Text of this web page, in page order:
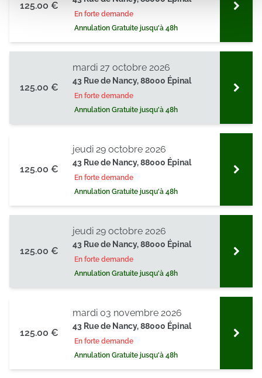
médias sociaux et d'analyser notre trafic. Nous
partageons également des informations sur l'utilisation de
notre site avec nos partenaires de médias sociaux, de
avec d'autres informations que vous leur avez fournies
ou qu'ils ont collectées lors de votre utilisation de leurs
services.
125.00 €
En forte demande
Annulation Gratuite jusqu'à 48h
125.00 €
43 Rue de Nancy, 88000 Épinal
En forte demande
Annulation Gratuite jusqu'à 48h
mardi 27 octobre 2026
125.00 €
43 Rue de Nancy, 88000 Épinal
En forte demande
Annulation Gratuite jusqu'à 48h
jeudi 29 octobre 2026
125.00 €
43 Rue de Nancy, 88000 Épinal
En forte demande
Annulation Gratuite jusqu'à 48h
jeudi 29 octobre 2026
125.00 €
43 Rue de Nancy, 88000 Épinal
En forte demande
Annulation Gratuite jusqu'à 48h
mardi 03 novembre 2026